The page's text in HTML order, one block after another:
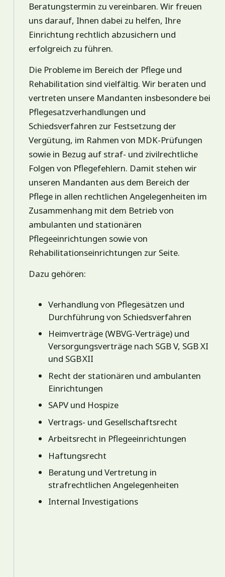
Beratungstermin zu vereinbaren. Wir freuen
uns darauf, Ihnen dabei zu helfen, Ihre
Einrichtung rechtlich abzusichern und
erfolgreich zu führen.
Die Probleme im Bereich der Pflege und
Rehabilitation sind vielfältig. Wir beraten und
vertreten unsere Mandanten insbesondere bei
Pflegesatzverhandlungen und
Schiedsverfahren zur Festsetzung der
Vergütung, im Rahmen von MDK-Prüfungen
sowie in Bezug auf straf- und zivilrechtliche
Folgen von Pflegefehlern. Damit stehen wir
unseren Mandanten aus dem Bereich der
Pflege in allen rechtlichen Angelegenheiten im
Zusammenhang mit dem Betrieb von
ambulanten und stationären
Pflegeeinrichtungen sowie von
Rehabilitationseinrichtungen zur Seite.
Dazu gehören:
Verhandlung von Pflegesätzen und
Durchführung von Schiedsverfahren
Heimverträge (WBVG-Verträge) und
Versorgungsverträge nach SGB V, SGB XI
und SGB XII
Recht der stationären und ambulanten
Einrichtungen
SAPV und Hospize
Vertrags- und Gesellschaftsrecht
Arbeitsrecht in Pflegeeinrichtungen
Haftungsrecht
Beratung und Vertretung in
strafrechtlichen Angelegenheiten
Internal Investigations